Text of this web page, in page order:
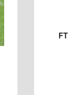
FT